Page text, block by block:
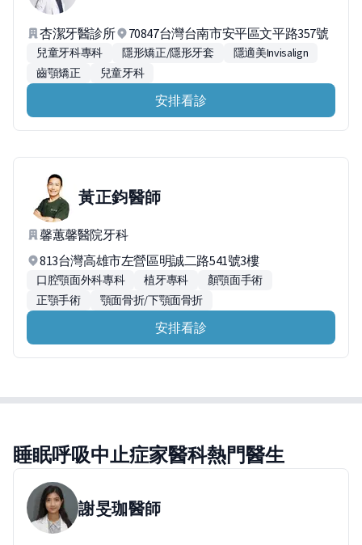
杏潔牙醫診所 70847台灣台南市安平區文平路357號
兒童牙科專科 隱形矯正/隱形牙套
隱適美Invisalign
齒顎矯正
兒童牙科
安排看診
黃正鈞醫師
馨蕙馨醫院牙科
813台灣高雄市左營區明誠二路541號3樓
口腔顎面外科專科 植牙專科
顏顎面手術
正顎手術
顎面骨折/下顎面骨折
安排看診
睡眠呼吸中止症家醫科熱門醫生
謝旻珈醫師